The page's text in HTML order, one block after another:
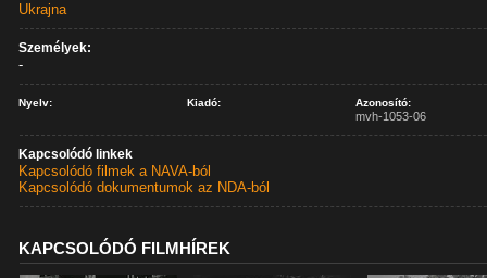
Ukrajna
Személyek:
-
Nyelv: Kiadó: Azonosító:
mvh-1053-06
Kapcsolódó linkek
Kapcsolódó filmek a NAVA-ból
Kapcsolódó dokumentumok az NDA-ból
KAPCSOLÓDÓ FILMHÍREK